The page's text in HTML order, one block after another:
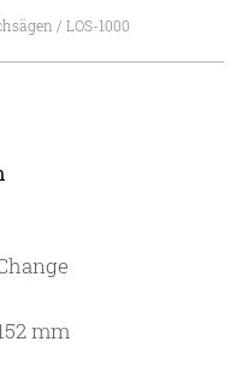
/ LOS-1000
mm